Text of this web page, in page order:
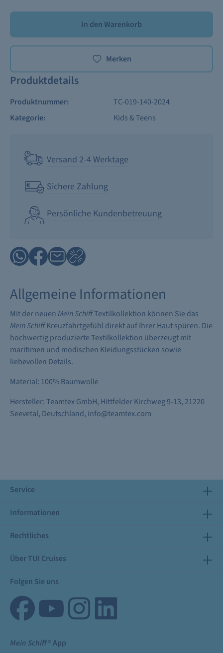
In den Warenkorb
Merken
Produktdetails
Produktnummer:
TC-019-140-2024
Kategorie:
Kids & Teens
Versand 2-4 Werktage
Sichere Zahlung
Persönliche Kundenbetreuung
Allgemeine Informationen
Mit der neuen Mein SchiffTextilkollektion können Sie das
Mein SchiffKreuzfahrtgefühl direkt auf Ihrer Haut spüren. Die
hochwertig produzierte Textilkollektion überzeugt mit
maritimen und modischen Kleidungsstücken sowie
liebevollen Details.
Material: 100% Baumwolle
Hersteller: Teamtex GmbH, Hittfelder Kirchweg 9-13, 21220
Seevetal, Deutschland, info@teamtex.com
Service
Informationen
Rechtliches
Über TUI Cruises
Folgen Sie uns
Mein Schiff® App